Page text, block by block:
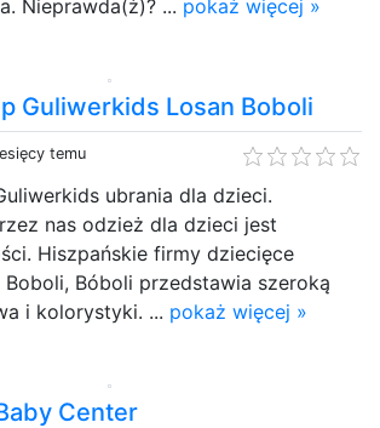
Nieprawda(ż)? ... pokaż więcej »
Guliwerkids Losan Boboli
temu
ubrania dla dzieci.
nas odzież dla dzieci jest
Hiszpańskie firmy dziecięce
Boboli, Bóboli przedstawia szeroką
i kolorystyki. ... pokaż więcej »
Center